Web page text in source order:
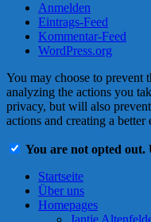
Anmelden
Eintrags-Feed
Kommentar-Feed
WordPress.org
You may choose to prevent
analyzing the actions you
privacy, but will also
actions and creating a
You are not opted out.
Startseite
Über uns
Homepages